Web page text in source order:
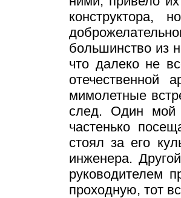
конструктора,
большинство из
что далеко не
мимолетные
след. Один мой
частенько
стоял за его
инженера.
руководителем
проходную, тот